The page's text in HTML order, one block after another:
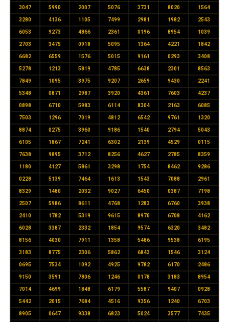
3047 5990 2007 5076 3731 8020 1564
3280 4136 1105 7499 2981 1982 2543
6053 9273 4866 2361 0196 8954 1039
2703 3475 0918 5095 1364 4221 1842
6682 6559 1576 5015 9161 0293 3408
5278 1213 5819 4785 6638 2301 8563
7849 1095 3975 9207 2659 9430 2241
5348 0871 2987 3920 4361 7603 4237
0898 6710 5983 6114 8304 2163 6085
7503 1296 7019 4812 6542 9761 1320
8874 0275 3960 9186 1540 2794 5043
6105 1867 7241 6302 2139 4529 0115
7638 9895 3712 8256 4627 2785 8359
1180 4127 5861 3298 1754 8462 9286
0228 5139 7464 1613 1543 7088 2961
8329 1480 2032 9027 6450 0387 7198
2507 5986 8611 4768 1283 6760 3938
2410 1782 5319 9615 8970 6708 4162
6028 3387 2332 1854 9574 6320 3482
8156 4030 7911 1358 5486 9538 6195
3183 8775 2306 5862 6843 1546 3124
0695 7534 1092 4925 9782 6170 2486
9150 3591 7806 1246 0178 3183 8954
7014 4699 1848 6179 5587 9407 0928
5442 2015 7684 4516 9356 1240 6703
8905 0647 9338 6823 5024 3577 7435